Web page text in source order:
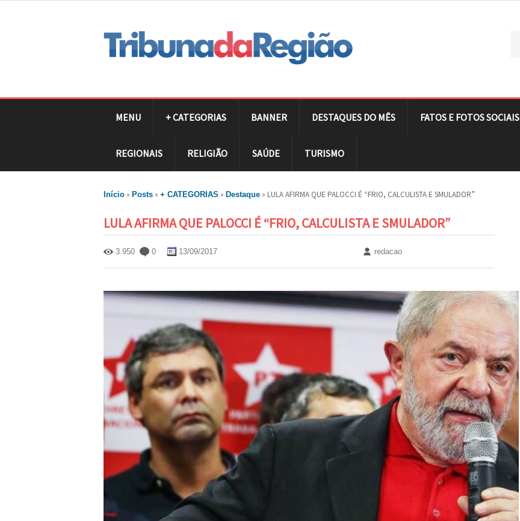
MENU + CATEGORIAS BANNER DESTAQUES DO MÊS FATOS E FOTOS SOCIAIS
REGIONAIS RELIGIÃO SAÚDE TURISMO
Início » Posts » + CATEGORIAS » Destaque » LULA AFIRMA QUE PALOCCI É “FRIO, CALCULISTA E SMULADOR”
LULA AFIRMA QUE PALOCCI É “FRIO, CALCULISTA E SMULADOR”
3.950 0 13/09/2017 redacao